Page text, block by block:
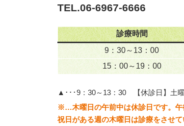
TEL.06-6967-6666
診療時間
9：30～13：00
15：00～19：00
▲･･･9：30～13：30 【休診日】土
※…木曜日の午前中は休診日です。午
祝日がある週の木曜日は診療をさせて